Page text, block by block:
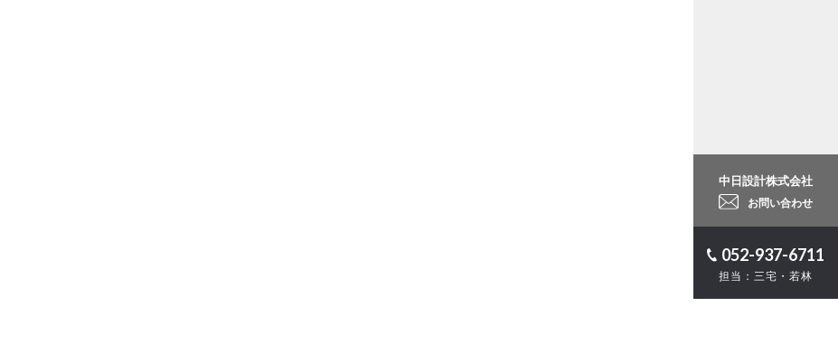
中日設計株式会社
お問い合わせ
052-937-6711
担当：三宅・若林